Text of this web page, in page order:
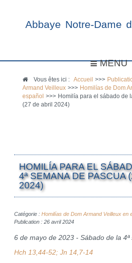
Abbaye Notre-Dame
MENU
Vous êtes ici :Accueil >>>
Armand Veilleux >>> Homilías de Dom
español
>>> Homilía para el sábado de
(27 de abril 2024)
HOMILÍA PARA EL
4ª SEMANA DE PASCUA
2024)
Catégorie : Homilías de Dom Armand Veilleux en
Publication : 26 avril 2024
6 de mayo de 2023 - Sábado de la
Hch 13,44-52; Jn 14,7-14